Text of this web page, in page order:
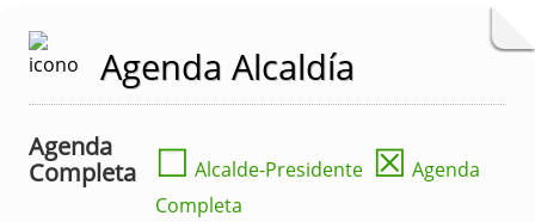
Agenda Alcaldía
Agenda
Completa
☐ Alcalde-Presidente ☒ Agenda
Completa